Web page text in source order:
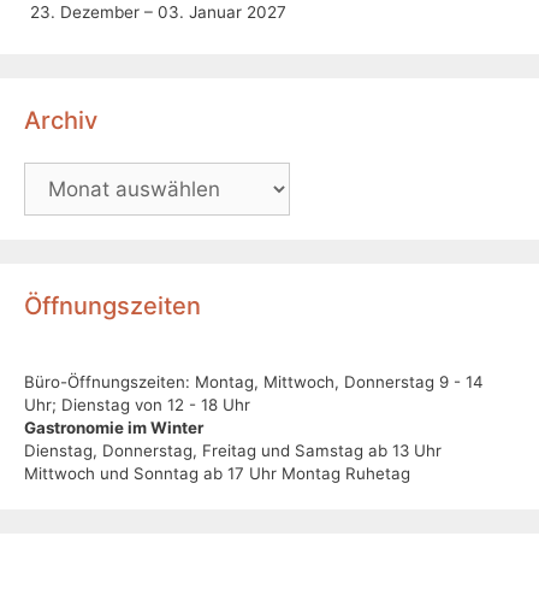
23. Dezember – 03. Januar 2027
Archiv
Öffnungszeiten
Büro-Öffnungszeiten: Montag, Mittwoch, Donnerstag 9 - 14
Uhr; Dienstag von 12 - 18 Uhr
Gastronomie im Winter
Dienstag, Donnerstag, Freitag und Samstag ab 13 Uhr
Mittwoch und Sonntag ab 17 Uhr Montag Ruhetag